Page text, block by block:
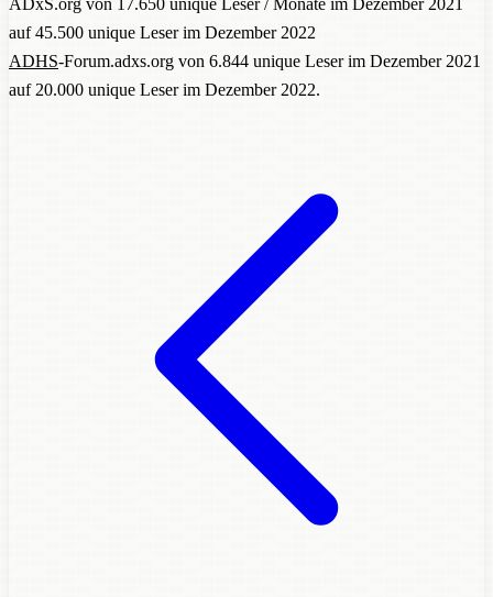
ADxS.org von 17.650 unique Leser / Monate im Dezember 2021
auf 45.500 unique Leser im Dezember 2022
ADHS-Forum.adxs.org von 6.844 unique Leser im Dezember 2021
auf 20.000 unique Leser im Dezember 2022.